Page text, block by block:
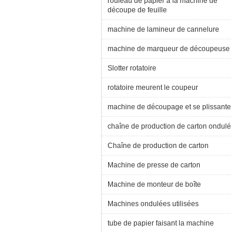
découpe de feuille
machine de lamineur de cannelure
machine de marqueur de découpeuse
Slotter rotatoire
rotatoire meurent le coupeur
machine de découpage et se plissante
chaîne de production de carton ondulé
Chaîne de production de carton
Machine de presse de carton
Machine de monteur de boîte
Machines ondulées utilisées
tube de papier faisant la machine